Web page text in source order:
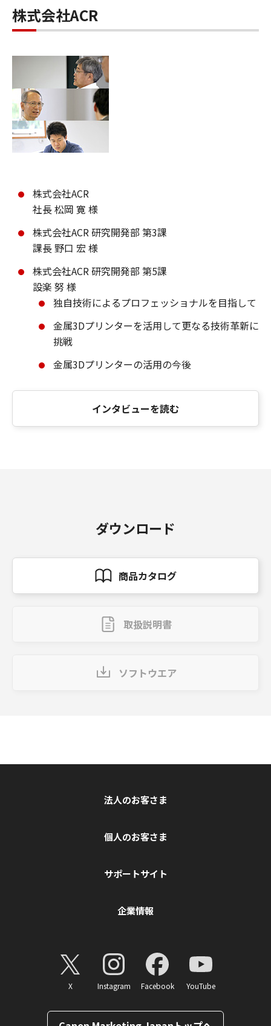
株式会社ACR
株式会社ACR
社長 松岡 寛 様
株式会社ACR 研究開発部 第3課
課長 野口 宏 様
株式会社ACR 研究開発部 第5課
設楽 努 様
独自技術によるプロフェッショナルを目指して
金属3Dプリンターを活用して更なる技術革新に
挑戦
金属3Dプリンターの活用の今後
インタビューを読む
ダウンロード
商品カタログ
取扱説明書
ソフトウエア
法人のお客さま
個人のお客さま
サポートサイト
企業情報
X Instagram Facebook YouTube